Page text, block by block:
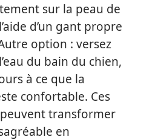
sur la peau de
d’un gant propre
option : versez
du bain du chien,
à ce que la
confortable. Ces
transformer
en